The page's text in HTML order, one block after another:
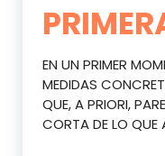
EN UN PRIMER
MEDIDAS
QUE, A PRIORI,
CORTA DE LO QUE